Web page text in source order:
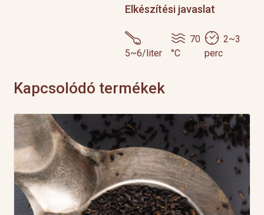
Elkészítési javaslat
5~6/liter
70
°C
2~3
perc
Kapcsolódó termékek